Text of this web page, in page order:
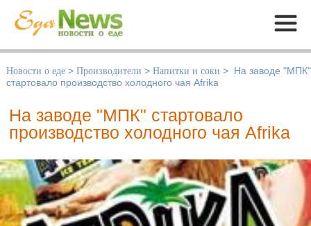
Меню
Новости о еде > Производители > Напитки и соки > На заводе "МПК"
стартовало производство холодного чая Afrika
На заводе "МПК" стартовало
производство холодного чая Afrika